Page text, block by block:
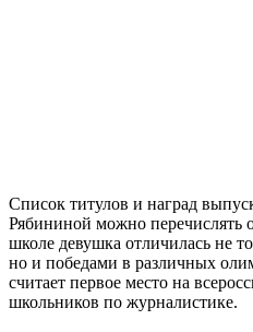
Список титулов и наград
Рябининой можно перечислять
школе девушка отличилась не
но и победами в различных
считает первое место на
школьников по журналистике.